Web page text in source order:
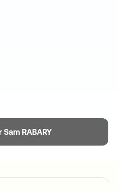
Sam RABARY